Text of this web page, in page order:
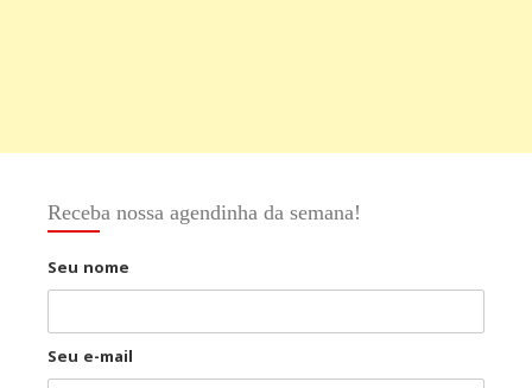
Receba nossa agendinha da semana!
Seu nome
Seu e-mail